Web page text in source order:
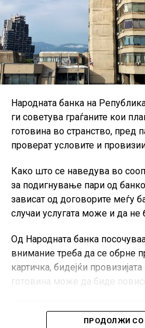
Народната банка на
ги советува граѓаните кои
готовина во странство, пред
проверат условите и
Како што се наведува во
за подигнување пари од
зависат од договорите меѓу
случаи услугата може и да не
Од Народната банка
внимание треба да се обрне
картичка, бидејќи
готовина може да биде
ПРОДОЛЖИ СО